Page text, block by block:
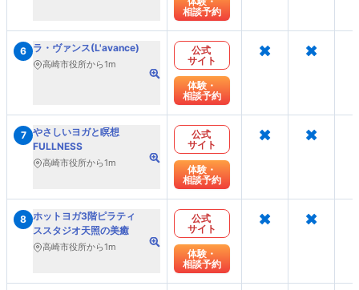
相談予約
6 ラ・ヴァンス(L'avance)
高崎市役所から1m
公式
サイト
体験・
相談予約
× ×
7 やさしいヨガと瞑想
FULLNESS
高崎市役所から1m
公式
サイト
体験・
相談予約
× ×
8 ホットヨガ3階ピラティ
ススタジオ天照の美癒
高崎市役所から1m
公式
サイト
体験・
相談予約
× ×